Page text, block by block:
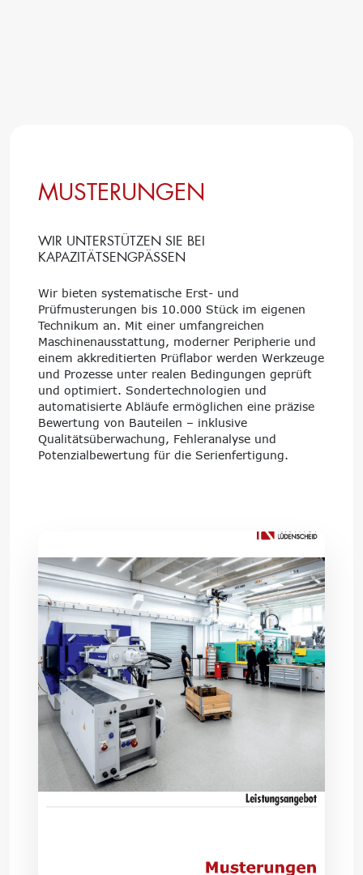
MUSTERUNGEN
WIR UNTERSTÜTZEN SIE BEI
KAPAZITÄTSENGPÄSSEN
Wir bieten systematische Erst- und
Prüfmusterungen bis 10.000 Stück im eigenen
Technikum an. Mit einer umfangreichen
Maschinenausstattung, moderner Peripherie und
einem akkreditierten Prüflabor werden Werkzeuge
und Prozesse unter realen Bedingungen geprüft
und optimiert. Sondertechnologien und
automatisierte Abläufe ermöglichen eine präzise
Bewertung von Bauteilen – inklusive
Qualitätsüberwachung, Fehleranalyse und
Potenzialbewertung für die Serienfertigung.